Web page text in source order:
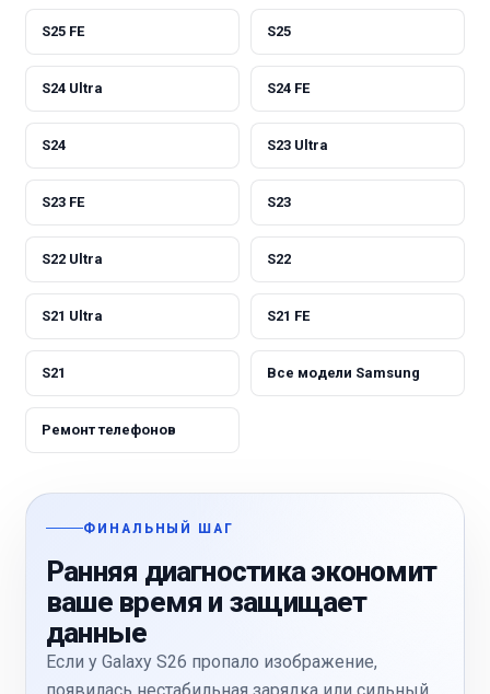
S25 FE S25
S24 Ultra S24 FE
S24 S23 Ultra
S23 FE S23
S22 Ultra S22
S21 Ultra S21 FE
S21 Все модели Samsung
Ремонт телефонов
ФИНАЛЬНЫЙ ШАГ
Ранняя диагностика экономит
ваше время и защищает
данные
Если у Galaxy S26 пропало изображение,
появилась нестабильная зарядка или сильный